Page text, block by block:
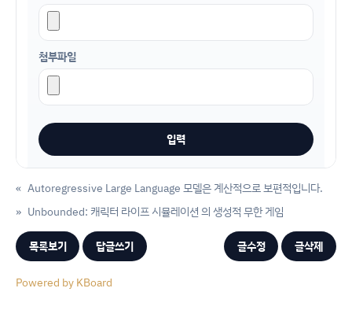
첨부파일
« Autoregressive Large Language 모델은 계산적으로 보편적입니다.
Unbounded: 캐릭터 라이프 시뮬레이션 의 생성적 무한 게임
»
목록보기 답글쓰기 글수정 글삭제
Powered by KBoard